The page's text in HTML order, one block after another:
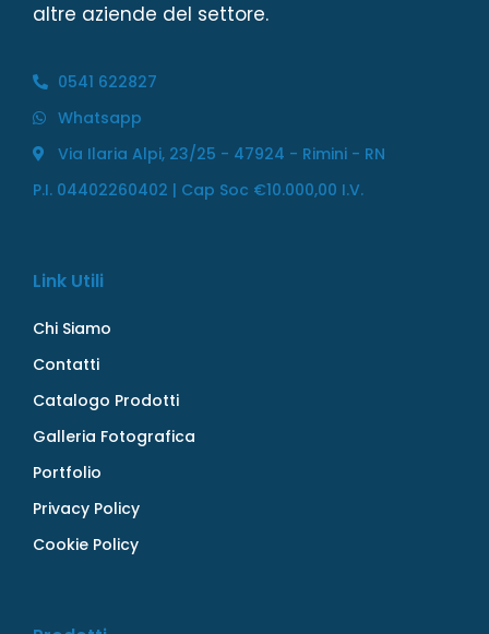
altre aziende del settore.
0541 622827
Whatsapp
Via Ilaria Alpi, 23/25 - 47924 - Rimini - RN
P.I. 04402260402 | Cap Soc €10.000,00 I.V.
Link Utili
Chi Siamo
Contatti
Catalogo Prodotti
Galleria Fotografica
Portfolio
Privacy Policy
Cookie Policy